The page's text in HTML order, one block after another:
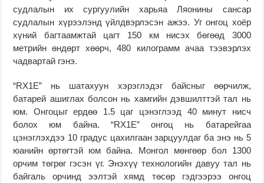
судлалын их сургуулийн харьяа Ляонины сансар
судлалын хүрээлэнд үйлдвэрлэсэн ажээ. Уг онгоц хоёр
хүний багтаамжтай цагт 150 км нисэх бөгөөд 3000
метрийн өндөрт хөөрч, 480 килограмм ачаа тээвэрлэх
чадвартай гэнэ.
“RX1E” нь шатахуун хэрэглэдэг байсныг өөрчилж,
батарей ашиглах болсон нь хамгийн дэвшилттэй тал нь
юм. Онгоцыг ердөө 1.5 цаг цэнэглээд 40 минут нисч
болох юм байна. “RX1E” онгоц нь батарейгаа
цэнэглэхдээ 10 градус цахилгаан зарцуулдаг ба энэ нь 5
юанийн өртөгтэй юм байна. Монгол мөнгөөр бол 1300
орчим төгрөг гэсэн үг. Энэхүү технологийн давуу тал нь
байгаль орчинд ээлтэй хямд төсөр гэдгээрээ онгоц